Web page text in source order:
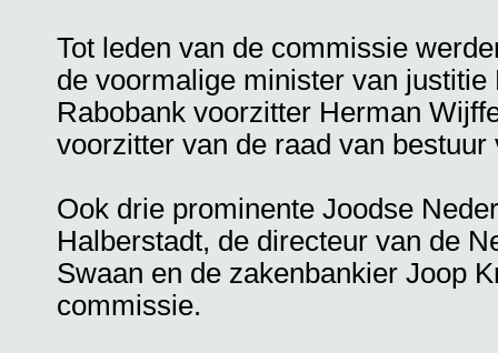
Tot leden van de commissie
de voormalige minister van
Rabobank voorzitter Herman
voorzitter van de raad van
Ook drie prominente Joodse
Halberstadt, de directeur van de
Swaan en de zakenbankier Joop
commissie.